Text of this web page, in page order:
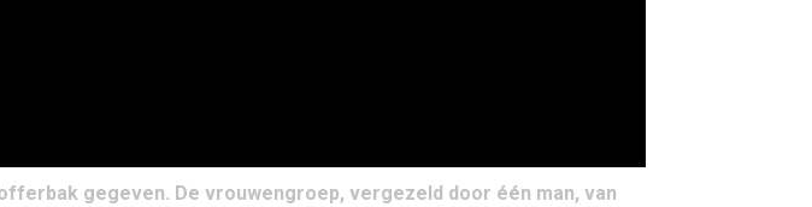
gegeven. De vrouwengroep, vergezeld door één man, van